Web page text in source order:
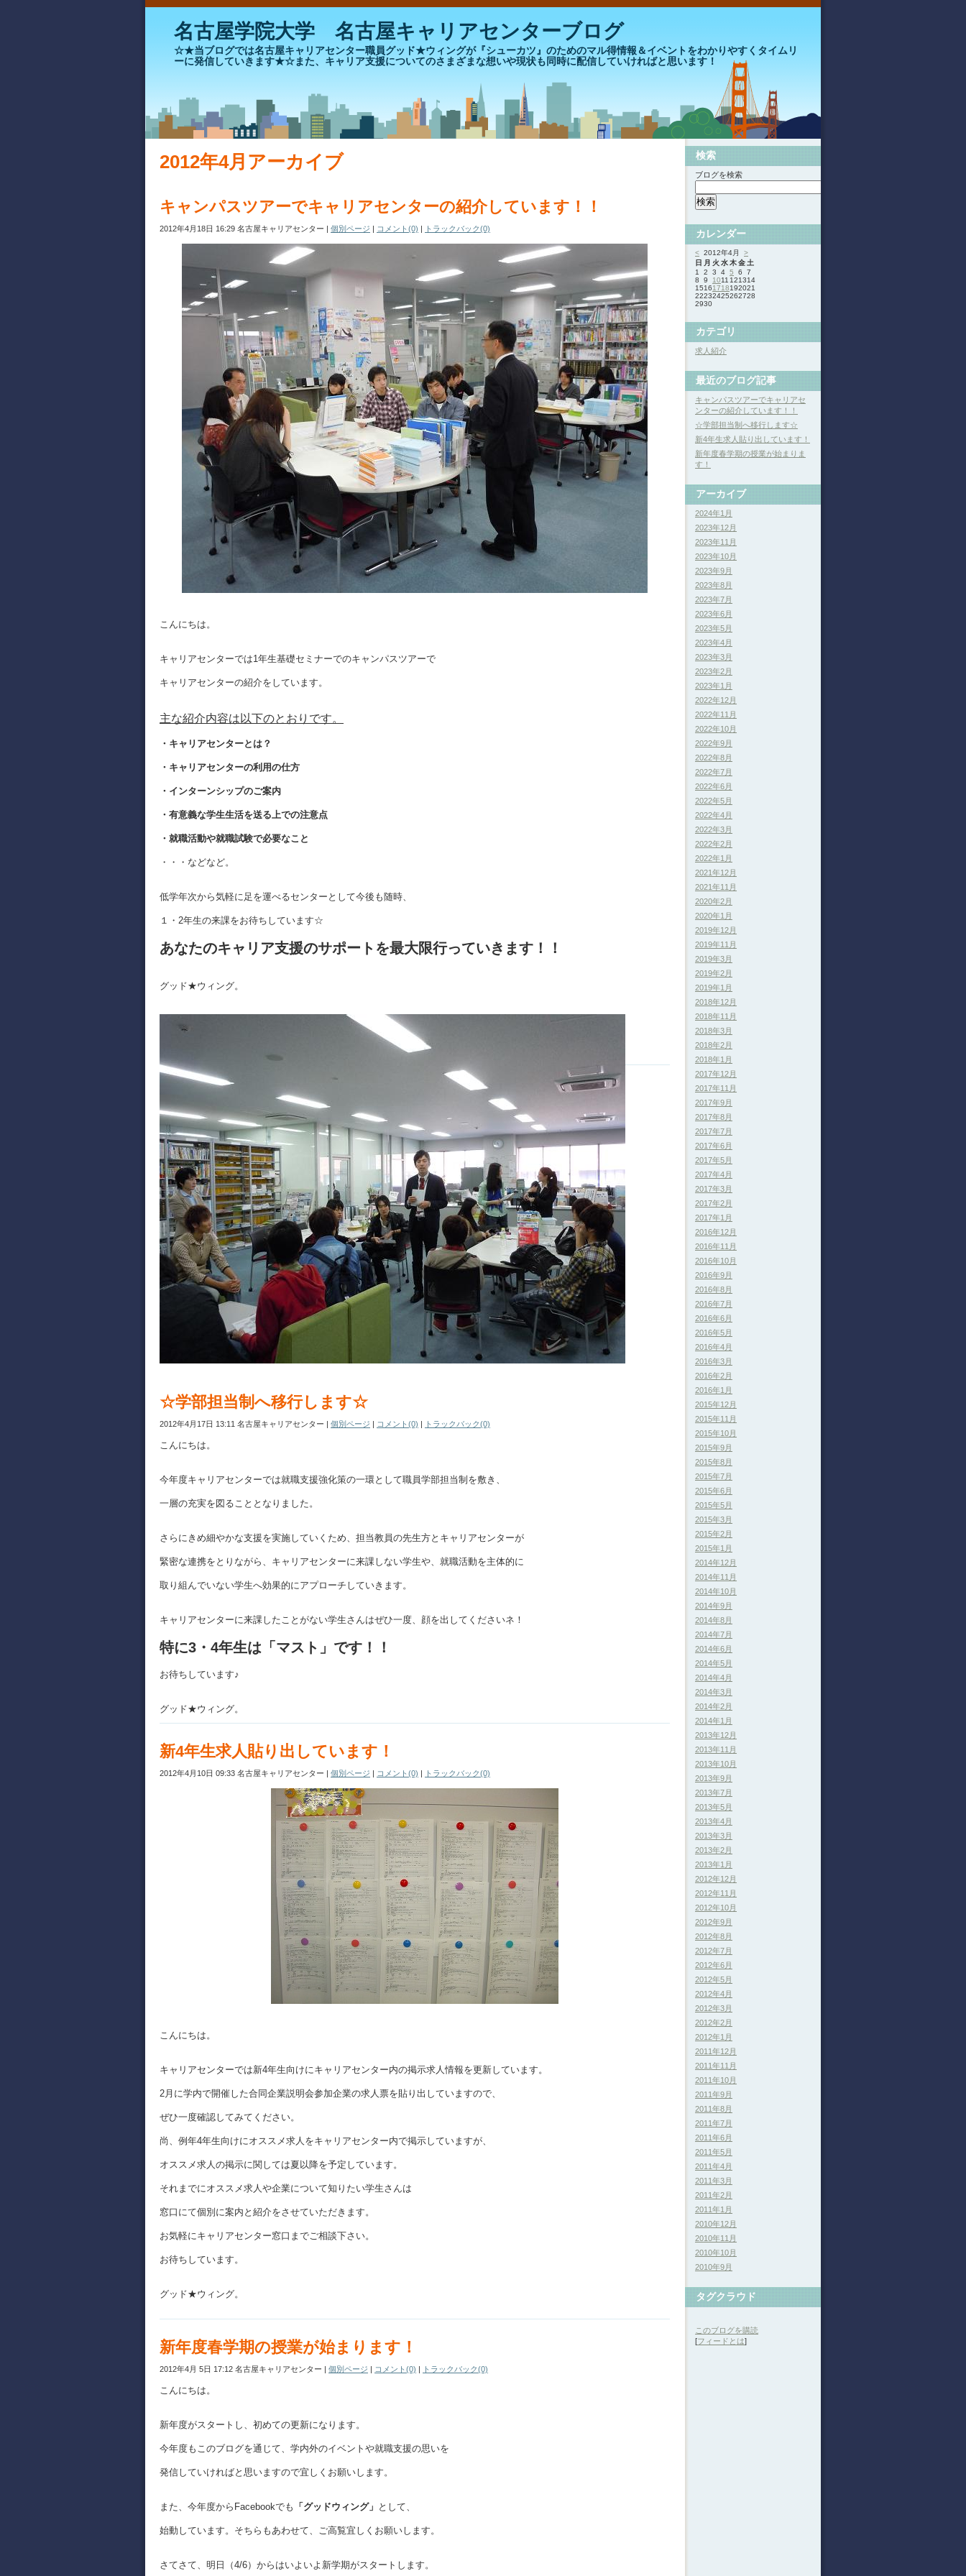
名古屋学院大学 名古屋キャリアセンターブログ
☆★当ブログでは名古屋キャリアセンター職員グッド★ウィングが『シューカツ』のためのマル得情報＆イベントをわかりやすくタイムリ
ーに発信していきます★☆また、キャリア支援についてのさまざまな想いや現状も同時に配信していければと思います！
2012年4月アーカイブ
キャンパスツアーでキャリアセンターの紹介しています！！
2012年4月18日 16:29 名古屋キャリアセンター | 個別ページ | コメント(0) | トラックバック(0)
こんにちは。
キャリアセンターでは1年生基礎セミナーでのキャンパスツアーで
キャリアセンターの紹介をしています。
主な紹介内容は以下のとおりです。
・キャリアセンターとは？
・キャリアセンターの利用の仕方
・インターンシップのご案内
・有意義な学生生活を送る上での注意点
・就職活動や就職試験で必要なこと
・・・などなど。
低学年次から気軽に足を運べるセンターとして今後も随時、
１・2年生の来課をお待ちしています☆
あなたのキャリア支援のサポートを最大限行っていきます！！
グッド★ウィング。
☆学部担当制へ移行します☆
2012年4月17日 13:11 名古屋キャリアセンター | 個別ページ | コメント(0) | トラックバック(0)
こんにちは。
今年度キャリアセンターでは就職支援強化策の一環として職員学部担当制を敷き、
一層の充実を図ることとなりました。
さらにきめ細やかな支援を実施していくため、担当教員の先生方とキャリアセンターが
緊密な連携をとりながら、キャリアセンターに来課しない学生や、就職活動を主体的に
取り組んでいない学生へ効果的にアプローチしていきます。
キャリアセンターに来課したことがない学生さんはぜひ一度、顔を出してくださいネ！
特に3・4年生は「マスト」です！！
お待ちしています♪
グッド★ウィング。
新4年生求人貼り出しています！
2012年4月10日 09:33 名古屋キャリアセンター | 個別ページ | コメント(0) | トラックバック(0)
こんにちは。
キャリアセンターでは新4年生向けにキャリアセンター内の掲示求人情報を更新しています。
2月に学内で開催した合同企業説明会参加企業の求人票を貼り出していますので、
ぜひ一度確認してみてください。
尚、例年4年生向けにオススメ求人をキャリアセンター内で掲示していますが、
オススメ求人の掲示に関しては夏以降を予定しています。
それまでにオススメ求人や企業について知りたい学生さんは
窓口にて個別に案内と紹介をさせていただきます。
お気軽にキャリアセンター窓口までご相談下さい。
お待ちしています。
グッド★ウィング。
新年度春学期の授業が始まります！
2012年4月 5日 17:12 名古屋キャリアセンター | 個別ページ | コメント(0) | トラックバック(0)
こんにちは。
新年度がスタートし、初めての更新になります。
今年度もこのブログを通じて、学内外のイベントや就職支援の思いを
発信していければと思いますので宜しくお願いします。
また、今年度からFacebookでも 「グッドウィング」 として、
始動しています。そちらもあわせて、ご高覧宜しくお願いします。
さてさて、明日（4/6）からはいよいよ新学期がスタートします。
検索
ブログを検索
カレンダー
< 2012年4月 >
日 月 火 水木金 土
1
2 3 4 5 6
7
8
9 1011 121314
15161718192021
22232425262728
2930
カテゴリ
求人紹介
最近のブログ記事
キャンパスツアーでキャリアセ
ンターの紹介しています！！
☆学部担当制へ移行します☆
新4年生求人貼り出しています！
新年度春学期の授業が始まりま
す！
アーカイブ
2024年1月
2023年12月
2023年11月
2023年10月
2023年9月
2023年8月
2023年7月
2023年6月
2023年5月
2023年4月
2023年3月
2023年2月
2023年1月
2022年12月
2022年11月
2022年10月
2022年9月
2022年8月
2022年7月
2022年6月
2022年5月
2022年4月
2022年3月
2022年2月
2022年1月
2021年12月
2021年11月
2020年2月
2020年1月
2019年12月
2019年11月
2019年3月
2019年2月
2019年1月
2018年12月
2018年11月
2018年3月
2018年2月
2018年1月
2017年12月
2017年11月
2017年9月
2017年8月
2017年7月
2017年6月
2017年5月
2017年4月
2017年3月
2017年2月
2017年1月
2016年12月
2016年11月
2016年10月
2016年9月
2016年8月
2016年7月
2016年6月
2016年5月
2016年4月
2016年3月
2016年2月
2016年1月
2015年12月
2015年11月
2015年10月
2015年9月
2015年8月
2015年7月
2015年6月
2015年5月
2015年3月
2015年2月
2015年1月
2014年12月
2014年11月
2014年10月
2014年9月
2014年8月
2014年7月
2014年6月
2014年5月
2014年4月
2014年3月
2014年2月
2014年1月
2013年12月
2013年11月
2013年10月
2013年9月
2013年7月
2013年5月
2013年4月
2013年3月
2013年2月
2013年1月
2012年12月
2012年11月
2012年10月
2012年9月
2012年8月
2012年7月
2012年6月
2012年5月
2012年4月
2012年3月
2012年2月
2012年1月
2011年12月
2011年11月
2011年10月
2011年9月
2011年8月
2011年7月
2011年6月
2011年5月
2011年4月
2011年3月
2011年2月
2011年1月
2010年12月
2010年11月
2010年10月
2010年9月
タグクラウド
このブログを購読
[フィードとは]